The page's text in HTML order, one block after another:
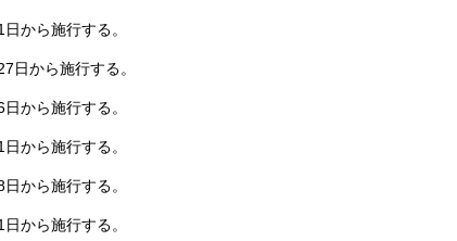
から施行する。
日から施行する。
から施行する。
から施行する。
から施行する。
から施行する。